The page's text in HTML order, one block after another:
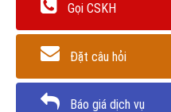
Gọi CSKH
Đặt câu hỏi
Báo giá dịch vụ